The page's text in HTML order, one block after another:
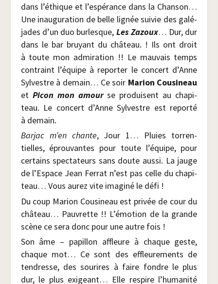
dans l’é­thique et l’es­pé­rance dans la Chan­son…
Une inau­gu­ra­tion de belle lignée sui­vie des galé­
jades d’un duo bur­lesque, Les Zazoux… Dur, dur
dans le bar bruyant du châ­teau. ! Ils ont droit
à toute mon admi­ra­tion !! Le mau­vais temps
contraint l’é­quipe à repor­ter le concert d’Anne
Syl­vestre à demain… Ce soir Marion Cou­si­neau
et Picon mon amourse pro­duisent au cha­pi­
teau. Le concert d’Anne Syl­vestre est repor­té
à demain.
Bar­jac m’en chante, Jour 1… Pluies tor­ren­
tielles, éprou­vantes pour toute l’é­quipe, pour
cer­tains spec­ta­teurs sans doute aus­si. La jauge
de l’Es­pace Jean Fer­rat n’est pas celle du cha­pi­
teau… Vous aurez vite ima­gi­né le défi !
Du coup Marion Cou­si­neau est pri­vée de cour du
châ­teau… Pau­vrette !! L’émotion de la grande
scène ce sera donc pour une autre fois !
Son âme – papillon affleure à chaque geste,
chaque mot… Ce sont des effleu­re­ments de
ten­dresse, des sou­rires à faire fondre le plus
dur, le plus exi­geant… Elle res­pire l’hu­ma­ni­té